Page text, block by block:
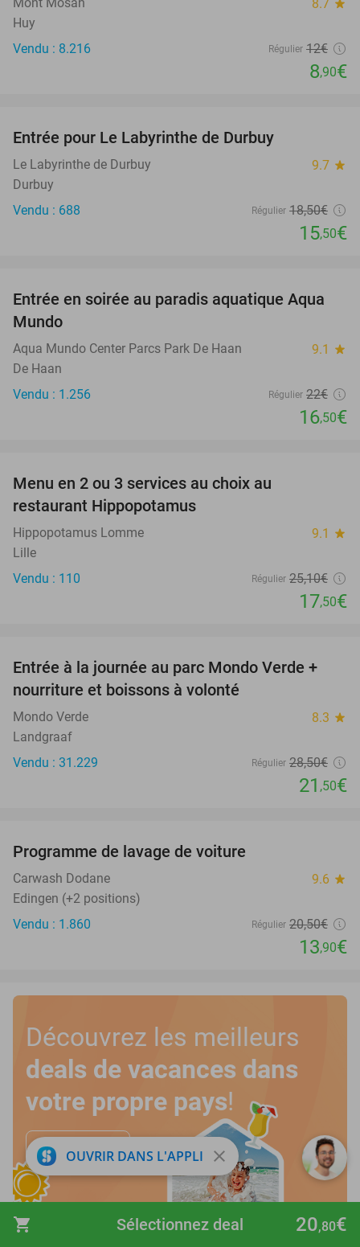
shopping_cart 20,80€
Sélectionnez deal
8.7 star
Huy
Vendu : 8.216
Régulier 12€
8,90€
Entrée pour Le Labyrinthe de Durbuy
Le Labyrinthe de Durbuy 9.7 star
Durbuy
Vendu : 688
Régulier 18,50€
15,50€
25%
Entrée en soirée au paradis aquatique Aqua
Mundo
Aqua Mundo Center Parcs Park De Haan 9.1 star
De Haan
Vendu : 1.256
Régulier 22€
16,50€
Menu en 2 ou 3 services au choix au
restaurant Hippopotamus
Hippopotamus Lomme 9.1 star
Lille
Vendu : 110
Régulier 25,10€
17,50€
25%
Entrée à la journée au parc Mondo Verde +
nourriture et boissons à volonté
Mondo Verde 8.3 star
Landgraaf
Vendu : 31.229
Régulier 28,50€
21 ,50€
Programme de lavage de voiture
Carwash Dodane 9.6 star
Edingen (+2 positions)
Vendu : 1.860
Régulier 20,50€
13,90€
Découvrez les meilleurs
deals de vacances dans
votre propre pays!
Découvrez ici
OUVRIR DANS L'APPLI close